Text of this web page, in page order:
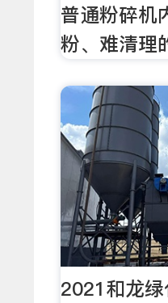
普通粉碎机
粉、难清理
2021和龙